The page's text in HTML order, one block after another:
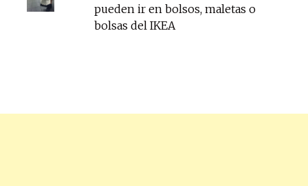
pueden ir en bolsos, maletas o
bolsas del IKEA